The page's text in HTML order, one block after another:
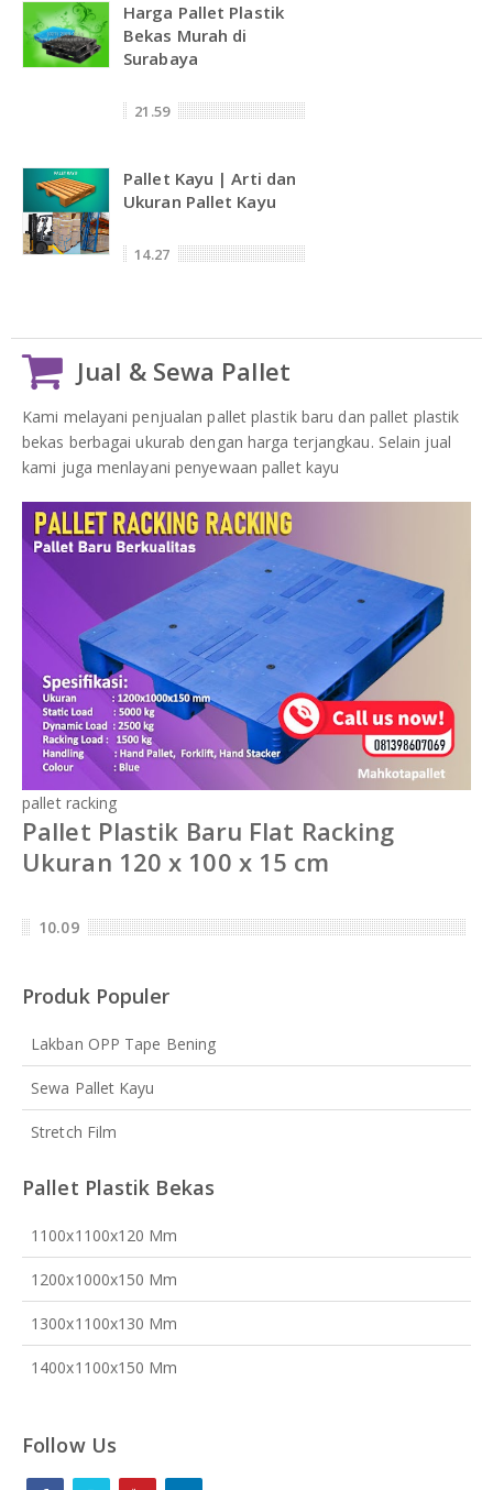
Harga Pallet Plastik
Bekas Murah di
Surabaya
21.59
Pallet Kayu | Arti dan
Ukuran Pallet Kayu
14.27
Jual & Sewa Pallet
Kami melayani penjualan pallet plastik baru dan pallet plastik
bekas berbagai ukurab dengan harga terjangkau. Selain jual
kami juga menlayani penyewaan pallet kayu
pallet racking
Pallet Plastik Baru Flat Racking
Ukuran 120 x 100 x 15 cm
10.09
Produk Populer
Lakban OPP Tape Bening
Sewa Pallet Kayu
Stretch Film
Pallet Plastik Bekas
1100x1100x120 Mm
1200x1000x150 Mm
1300x1100x130 Mm
1400x1100x150 Mm
Follow Us